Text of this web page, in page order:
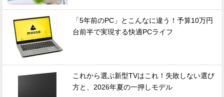
「5年前のPC」とこんなに違う！予算10万円
台前半で実現する快適PCライフ
これから選ぶ新型TVはこれ！失敗しない選び
方と、2026年夏の一押しモデル